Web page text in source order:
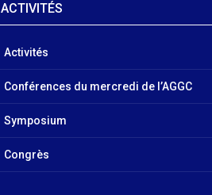
ACTIVITÉS
Activités
Conférences du mercredi de l’AGGC
Symposium
Congrès